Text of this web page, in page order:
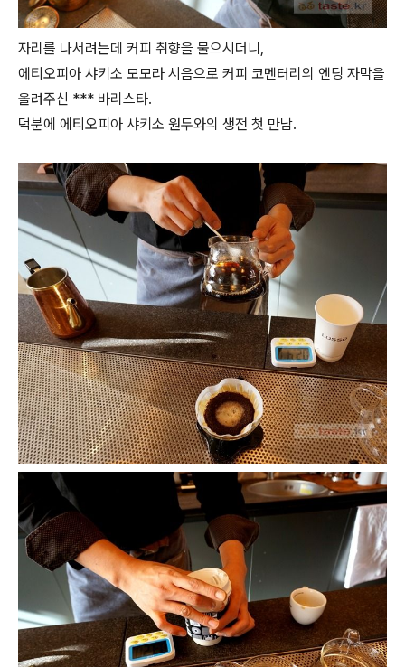
자리를 나서려는데 커피 취향을 물으시더니,
에티오피아 샤키소 모모라 시음으로 커피 코멘터리의 엔딩 자막을
올려주신 *** 바리스타.
덕분에 에티오피아 샤키소 원두와의 생전 첫 만남.